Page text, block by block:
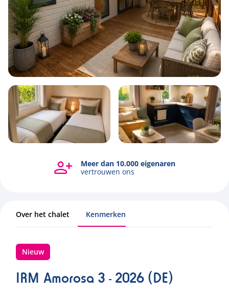
6 1 3 42.6m2
Meer dan 10.000 eigenaren
vertrouwen ons
Over het chalet Kenmerken
Nieuw
IRM Amorosa 3 - 2026 (DE)